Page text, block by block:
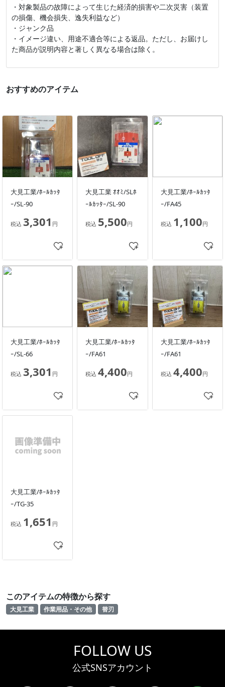
・対象製品の故障によって生じた経済的損害や二次災害（装置
の損傷、機会損失、逸失利益など）
・ジャンク品
・イメージ違い、用途不適合等による返品。ただし、お届けし
た商品が説明内容と著しく異なる場合は除く。
おすすめのアイテム
大見工業/ﾎｰﾙｶｯﾀ
ｰ/SL-90
税込 3,301 円
大見工業 ｵｵﾐ/SLﾎ
ｰﾙｶｯﾀｰ/SL-90
税込 5,500円
大見工業/ﾎｰﾙｶｯﾀ
ｰ/FA45
税込 1,100円
大見工業/ﾎｰﾙｶｯﾀ
ｰ/SL-66
税込 3,301 円
大見工業/ﾎｰﾙｶｯﾀ
ｰ/FA61
税込4,400円
大見工業/ﾎｰﾙｶｯﾀ
ｰ/FA61
税込 4,400円
大見工業/ﾎｰﾙｶｯﾀ
ｰ/TG-35
税込 1,651 円
このアイテムの特徴から探す
大見工業 作業用品・その他 替刃
FOLLOW US
公式SNSアカウント